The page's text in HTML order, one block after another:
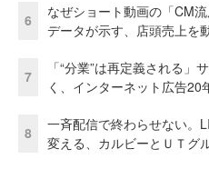
6
なぜショート動画の「CM
データが示す、店頭売上を
7
「“分業”は再定義される
く、インターネット広告20
8
一斉配信で終わらせない。
変える、カルビーとＵＴグ